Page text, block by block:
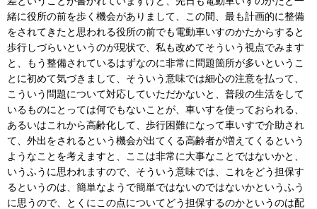
緒に役所の前を歩く機会がありまして、この間、最も計画的に整備
をされてきたと思われる役所の前でも電動車いすのかたからすると
歩行しづらいというのが現状で、私も改めてそういう視点でみます
と、もう整備されているはずなのに非常に問題箇所が多いというこ
とに初めて気づきまして、そういう意味では細心の注意を払って、
こういう問題について対応していただかないと、普段の生活をして
いるものにとっては何でもないことが、車いすを使っておられる、
あるいはこれから高齢化して、歩行困難になって車いすで介助され
て、外出をされるという機会が出てくる高齢者が増えてくるという
ようなことを考えますと、ここは非常に大事なことではないかと、
いうふうに思われますので、そういう意味では、これをどう担保す
るというのは、簡単なようで簡単ではないのではないかというふう
に思うので、とくにこの点についてどう担保するのかというのは配